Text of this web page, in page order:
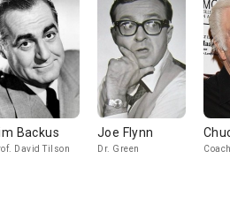
Backus
David Tilson
Joe Flynn
Dr. Green Coach